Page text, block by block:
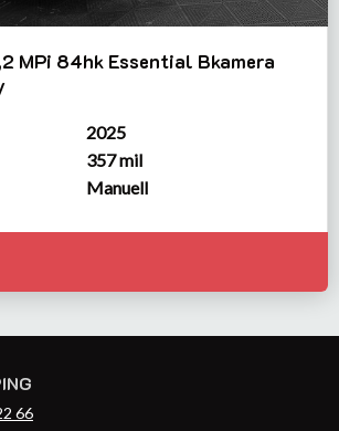
MPi 84hk Essential Bkamera
2025
357 mil
Manuell
66